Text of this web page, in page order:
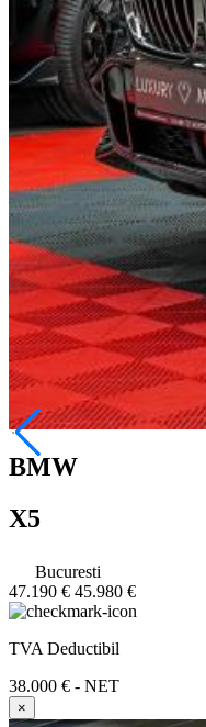
BMW
X5
Bucuresti
47.190 € 45.980 €
TVA Deductibil
38.000 € - NET
×